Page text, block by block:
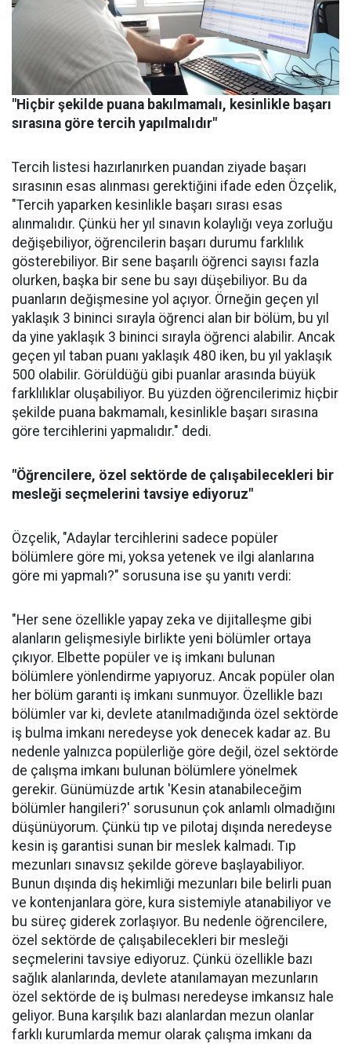
"Hiçbir şekilde puana bakılmamalı, kesinlikle başarı
sırasına göre tercih yapılmalıdır"
Tercih listesi hazırlanırken puandan ziyade başarı
sırasının esas alınması gerektiğini ifade eden Özçelik,
"Tercih yaparken kesinlikle başarı sırası esas
alınmalıdır. Çünkü her yıl sınavın kolaylığı veya zorluğu
değişebiliyor, öğrencilerin başarı durumu farklılık
gösterebiliyor. Bir sene başarılı öğrenci sayısı fazla
olurken, başka bir sene bu sayı düşebiliyor. Bu da
puanların değişmesine yol açıyor. Örneğin geçen yıl
yaklaşık 3 bininci sırayla öğrenci alan bir bölüm, bu yıl
da yine yaklaşık 3 bininci sırayla öğrenci alabilir. Ancak
geçen yıl taban puanı yaklaşık 480 iken, bu yıl yaklaşık
500 olabilir. Görüldüğü gibi puanlar arasında büyük
farklılıklar oluşabiliyor. Bu yüzden öğrencilerimiz hiçbir
şekilde puana bakmamalı, kesinlikle başarı sırasına
göre tercihlerini yapmalıdır." dedi.
"Öğrencilere, özel sektörde de çalışabilecekleri bir
mesleği seçmelerini tavsiye ediyoruz"
Özçelik, "Adaylar tercihlerini sadece popüler
bölümlere göre mi, yoksa yetenek ve ilgi alanlarına
göre mi yapmalı?" sorusuna ise şu yanıtı verdi:
"Her sene özellikle yapay zeka ve dijitalleşme gibi
alanların gelişmesiyle birlikte yeni bölümler ortaya
çıkıyor. Elbette popüler ve iş imkanı bulunan
bölümlere yönlendirme yapıyoruz. Ancak popüler olan
her bölüm garanti iş imkanı sunmuyor. Özellikle bazı
bölümler var ki, devlete atanılmadığında özel sektörde
iş bulma imkanı neredeyse yok denecek kadar az. Bu
nedenle yalnızca popülerliğe göre değil, özel sektörde
de çalışma imkanı bulunan bölümlere yönelmek
gerekir. Günümüzde artık 'Kesin atanabileceğim
bölümler hangileri?' sorusunun çok anlamlı olmadığını
düşünüyorum. Çünkü tıp ve pilotaj dışında neredeyse
kesin iş garantisi sunan bir meslek kalmadı. Tıp
mezunları sınavsız şekilde göreve başlayabiliyor.
Bunun dışında diş hekimliği mezunları bile belirli puan
ve kontenjanlara göre, kura sistemiyle atanabiliyor ve
bu süreç giderek zorlaşıyor. Bu nedenle öğrencilere,
özel sektörde de çalışabilecekleri bir mesleği
seçmelerini tavsiye ediyoruz. Çünkü özellikle bazı
sağlık alanlarında, devlete atanılamayan mezunların
özel sektörde de iş bulması neredeyse imkansız hale
geliyor. Buna karşılık bazı alanlardan mezun olanlar
farklı kurumlarda memur olarak çalışma imkanı da